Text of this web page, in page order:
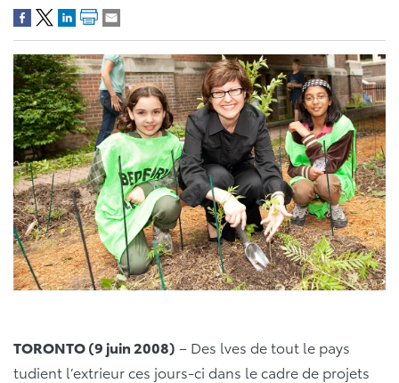
TORONTO (9 juin 2008) – Des lves de tout le pays
tudient l’extrieur ces jours-ci dans le cadre de projets